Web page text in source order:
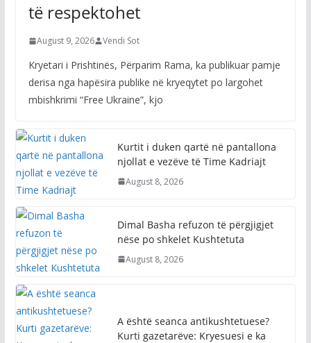
të respektohet
August 9, 2026 Vendi Sot
Kryetari i Prishtinës, Përparim Rama, ka publikuar pamje
derisa nga hapësira publike në kryeqytet po largohet
mbishkrimi “Free Ukraine”, kjo
Kurtit i duken qartë në pantallona
njollat e vezëve të Time Kadriajt
August 8, 2026
Dimal Basha refuzon të përgjigjet
nëse po shkelet Kushtetuta
August 8, 2026
A është seanca antikushtetuese?
Kurti gazetarëve: Kryesuesi e ka